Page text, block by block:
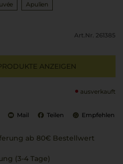
Apulien
Art.Nr. 261385
ANZEIGEN
ausverkauft
Mail Teilen Empfehlen
ab 80€ Bestellwert
(3-4 Tage)